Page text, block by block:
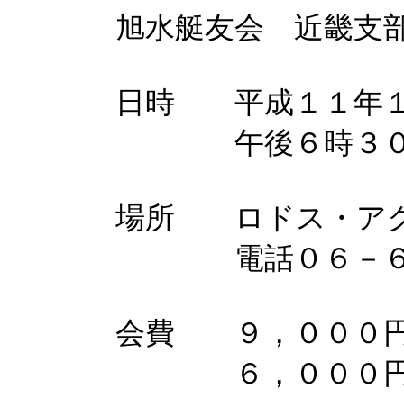
旭水艇友会 近畿支
日時 平成１１年
午後６時３
場所 ロドス・ア
電話０６－６３
会費 ９，０００
６，０００円（